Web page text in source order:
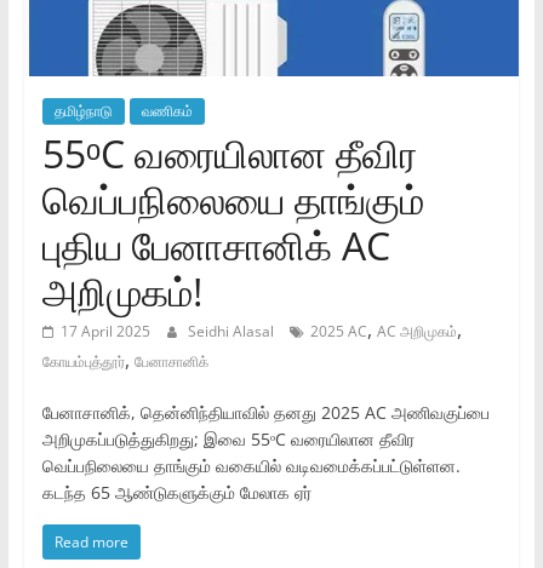
தமிழ்நாடு வணிகம்
55ᵒC வரையிலான தீவிர
வெப்பநிலையை தாங்கும்
புதிய பேனாசானிக் AC
அறிமுகம்!
17 April 2025 Seidhi Alasal 2025 AC, AC அறிமுகம்,
கோயம்புத்தூர், பேனாசானிக்
பேனாசானிக், தென்னிந்தியாவில் தனது 2025 AC அணிவகுப்பை
அறிமுகப்படுத்துகிறது; இவை 55ᵒC வரையிலான தீவிர
வெப்பநிலையை தாங்கும் வகையில் வடிவமைக்கப்பட்டுள்ளன.
கடந்த 65 ஆண்டுகளுக்கும் மேலாக ஏர்
Read more